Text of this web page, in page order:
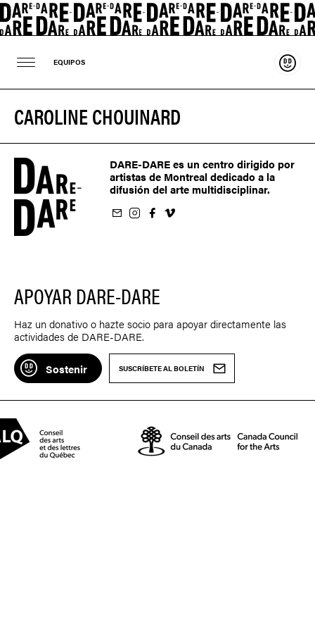
EQUIPOS
CAROLINE CHOUINARD
DARE-DARE es un centro dirigido por
artistas de Montreal dedicado a la
difusión del arte multidisciplinar.
sur Instagram
sur Facebook
nous sur Vimeo
APOYAR DARE-DARE
Haz un donativo o hazte socio para apoyar directamente las
actividades de DARE-DARE.
Sostenir SUSCRÍBETE AL BOLETÍN